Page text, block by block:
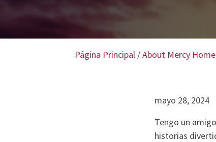
Página Principal /About Mercy Home
mayo 28, 2024
Tengo un
historias